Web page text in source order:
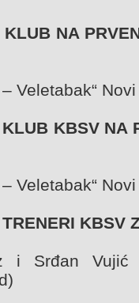
NA
Veletabak“
KBSV NA
Veletabak“
KBSV
i Srđan Vujić